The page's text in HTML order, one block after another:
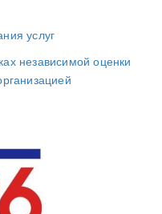
услуг
независимой оценки